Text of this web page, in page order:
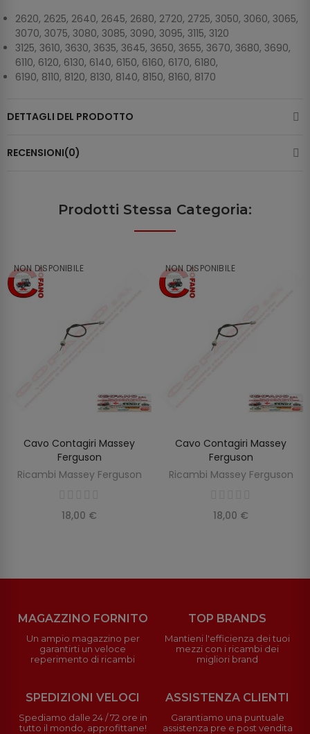
2620, 2625, 2640, 2645, 2680, 2720, 2725, 3050, 3060, 3065,
3070, 3075, 3080, 3085, 3090, 3095, 3115, 3120
3125, 3610, 3630, 3635, 3645, 3650, 3655, 3670, 3680, 3690,
6110, 6120, 6130, 6140, 6150, 6160, 6170, 6180,
6190, 8110, 8120, 8130, 8140, 8150, 8160, 8170
DETTAGLI DEL PRODOTTO
RECENSIONI(0)
Prodotti Stessa Categoria:
NON DISPONIBILE
SCOPRIRE
Cavo Contagiri Massey
Ferguson
Ricambi Massey Ferguson
18,00 €
NON DISPONIBILE
SCOPRIRE
Cavo Contagiri Massey
Ferguson
Ricambi Massey Ferguson
18,00 €
MAGAZZINO FORNITO
Un ampio magazzino per
garantirti un veloce
reperimento di ricambi
TOP BRANDS
Mantieni l'efficienza dei tuoi
mezzi con i ricambi dei
migliori brand
SPEDIZIONI VELOCI
Spediamo dalle 24 / 72 ore in
tutto il mondo, approfittane!
ASSISTENZA CLIENTI
Garantiamo una puntuale
assistenza pre e post vendita